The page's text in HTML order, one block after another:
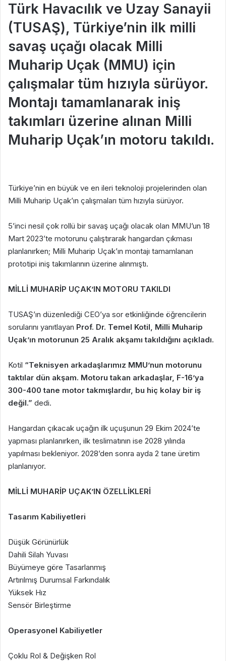
Türk Havacılık ve Uzay Sanayii
(TUSAŞ), Türkiye’nin ilk milli
savaş uçağı olacak Milli
Muharip Uçak (MMU) için
çalışmalar tüm hızıyla sürüyor.
Montajı tamamlanarak iniş
takımları üzerine alınan Milli
Muharip Uçak’ın motoru takıldı.
Türkiye’nin en büyük ve en ileri teknoloji projelerinden olan
Milli Muharip Uçak’ın çalışmaları tüm hızıyla sürüyor.
5’inci nesil çok rollü bir savaş uçağı olacak olan MMU’un 18
Mart 2023’te motorunu çalıştırarak hangardan çıkması
planlanırken; Milli Muharip Uçak’ın montajı tamamlanan
prototipi iniş takımlarının üzerine alınmıştı.
MİLLİ MUHARİP UÇAK’IN MOTORU TAKILDI
TUSAŞ’ın düzenlediği CEO’ya sor etkinliğinde öğrencilerin
sorularını yanıtlayan Prof. Dr. Temel Kotil, Milli Muharip
Uçak’ın motorunun 25 Aralık akşamı takıldığını açıkladı.
Kotil “Teknisyen arkadaşlarımız MMU’nun motorunu
taktılar dün akşam. Motoru takan arkadaşlar, F-16’ya
300-400 tane motor takmışlardır, bu hiç kolay bir iş
değil.” dedi.
Hangardan çıkacak uçağın ilk uçuşunun 29 Ekim 2024’te
yapması planlanırken, ilk teslimatının ise 2028 yılında
yapılması bekleniyor. 2028’den sonra ayda 2 tane üretim
planlanıyor.
MİLLİ MUHARİP UÇAK’IN ÖZELLİKLERİ
Tasarım Kabiliyetleri
Düşük Görünürlük
Dahili Silah Yuvası
Büyümeye göre Tasarlanmış
Artırılmış Durumsal Farkındalık
Yüksek Hız
Sensör Birleştirme
Operasyonel Kabiliyetler
Çoklu Rol & Değişken Rol